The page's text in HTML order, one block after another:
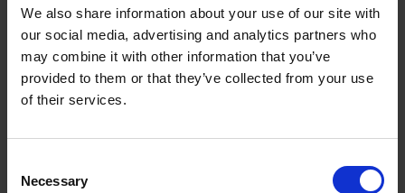
We also share information about your use of our site with
our social media, advertising and analytics partners who
may combine it with other information that you’ve
provided to them or that they’ve collected from your use
of their services.
Selection
Necessary